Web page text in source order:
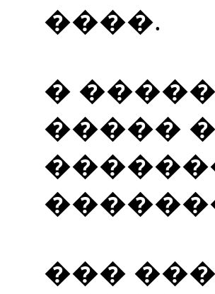
����.
�
�����
���